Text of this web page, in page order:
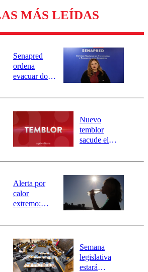
MÁS LEÍDAS
Senapred
ordena
evacuar dos
Carahue por
río Damas:
activa
mensajería
SAE
Nuevo
temblor
sacude el
revisa la
epicentro
Alerta por
calor
extremo:
activa Alerta
Preventiva en
tres comunas
Semana
legislativa
estará